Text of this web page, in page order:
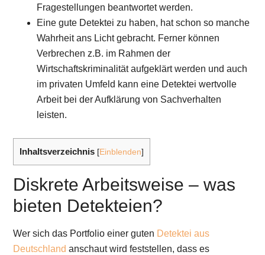
Fragestellungen beantwortet werden.
Eine gute Detektei zu haben, hat schon so manche
Wahrheit ans Licht gebracht. Ferner können
Verbrechen z.B. im Rahmen der
Wirtschaftskriminalität aufgeklärt werden und auch
im privaten Umfeld kann eine Detektei wertvolle
Arbeit bei der Aufklärung von Sachverhalten
leisten.
Inhaltsverzeichnis [Einblenden]
Diskrete Arbeitsweise – was
bieten Detekteien?
Wer sich das Portfolio einer guten Detektei aus
Deutschland anschaut wird feststellen, dass es